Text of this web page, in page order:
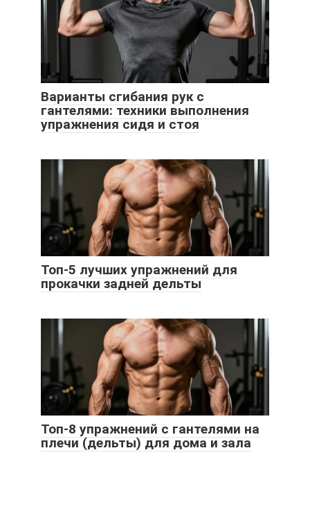
Варианты сгибания рук с
гантелями: техники выполнения
упражнения сидя и стоя
Топ-5 лучших упражнений для
прокачки задней дельты
Топ-8 упражнений с гантелями на
плечи (дельты) для дома и зала